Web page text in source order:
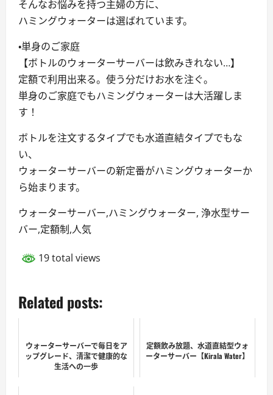
そんなお悩みを持つ主婦の方に、
ハミングウォーターは選ばれています。
・単身のご家庭
【ボトルのウォーターサーバーは飲みきれない…】
定額で利用出来る。使う分だけお水を注ぐ。
単身のご家庭でもハミングウォーターは大活躍しま
す！
ボトルを注文するタイプでも水道直結タイプでもな
い、
ウォーターサーバーの新定番がハミングウォーターか
ら始まります。
ウォーターサーバー,ハミングウォーター, 浄水型サー
バー,定額制,人気
19 total views
Related posts:
ウォーターサーバーで毎日をア
ップグレード、清潔で健康的な
生活への一歩
定額飲み放題、水道直結型ウォ
ーターサーバー【Kirala Water】